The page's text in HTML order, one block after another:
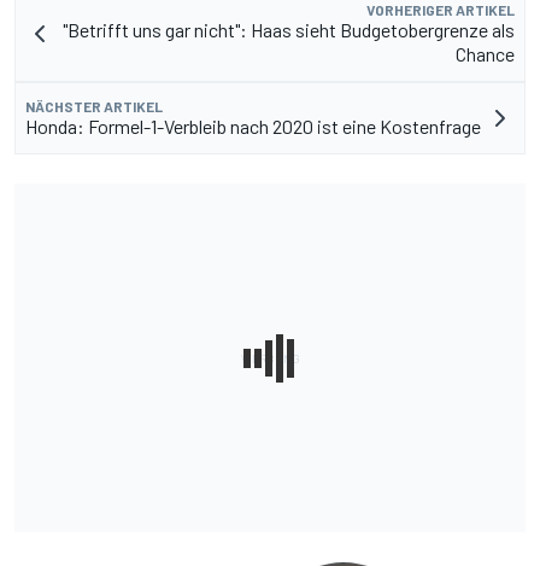
VORHERIGER ARTIKEL
"Betrifft uns gar nicht": Haas sieht Budgetobergrenze als
Chance
NÄCHSTER ARTIKEL
Honda: Formel-1-Verbleib nach 2020 ist eine Kostenfrage